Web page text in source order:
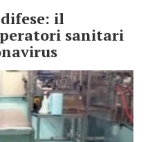
il
sanitari